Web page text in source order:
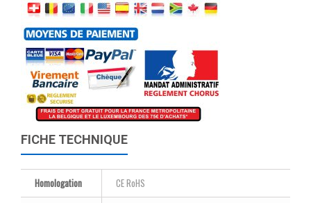
FICHE TECHNIQUE
Homologation
CE RoHS